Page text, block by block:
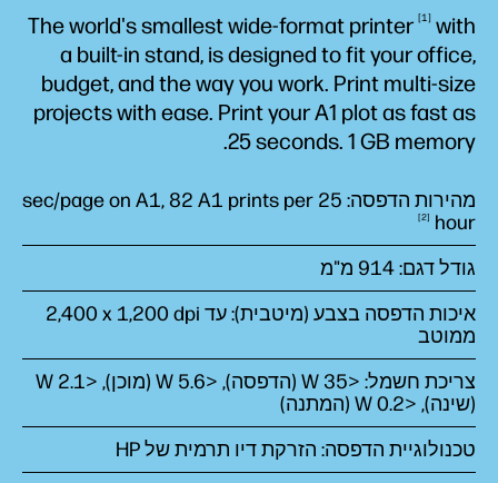
The world's smallest wide-format printer 1
with
a built-in stand, is designed to fit your office,
budget, and the way you work. Print multi-size
projects with ease. Print your A1 plot as fast as
25 seconds. 1 GB memory.
מהירות הדפסה: 25 sec/page on A1, 82 A1 prints per
hour
2
גודל דגם: ‎914 מ"מ
איכות הדפסה בצבע (מיטבית): עד 2,400‎ x 1,200 dpi
ממוטב
צריכת חשמל: <35 W (הדפסה), <5.6 W (מוכן), <2.1 W
(שינה), <0.2 W (המתנה)
טכנולוגיית הדפסה: הזרקת דיו תרמית של HP